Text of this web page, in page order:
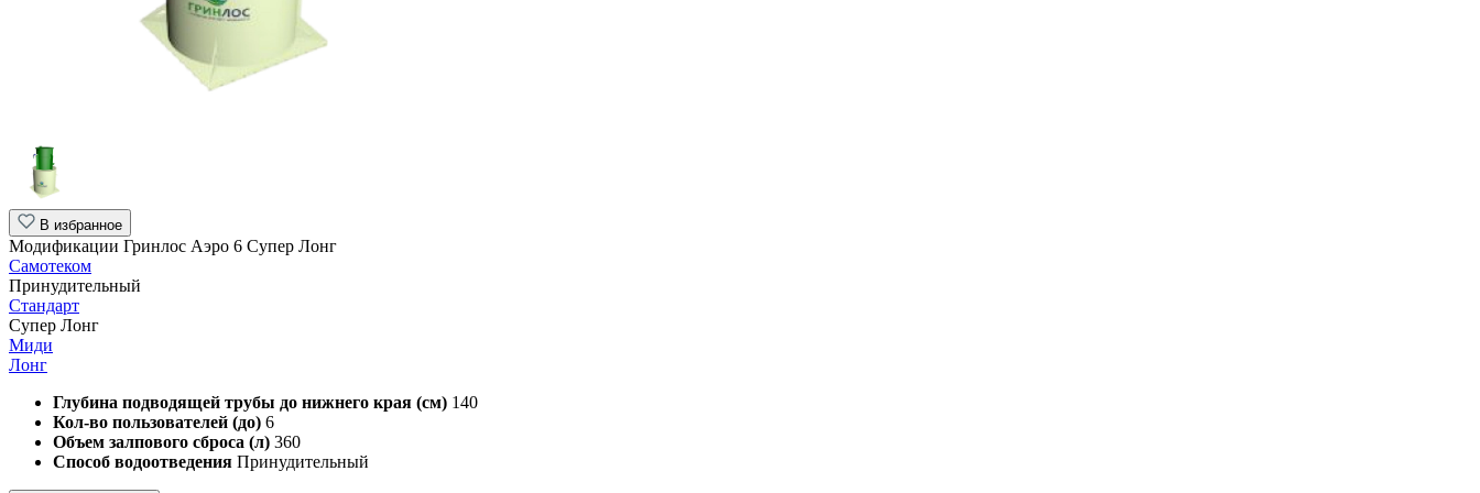
В избранное
Модификации Гринлос Аэро 6 Супер Лонг
Самотеком
Принудительный
Стандарт
Супер Лонг
Миди
Лонг
Глубина подводящей трубы до нижнего края (см) 140
Кол-во пользователей (до) 6
Объем залпового сброса (л) 360
Способ водоотведения Принудительный